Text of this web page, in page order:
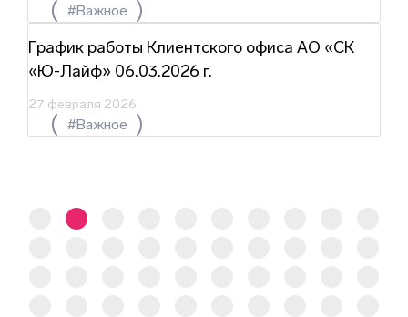
#Важное
График работы Клиентского офиса АО «СК
«Ю-Лайф» 06.03.2026 г.
27 февраля 2026
#Важное